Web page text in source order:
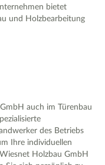
bietet
und Holzbearbeitung
auch im Türenbau
des Betriebs
Ihre individuellen
Holzbau GmbH